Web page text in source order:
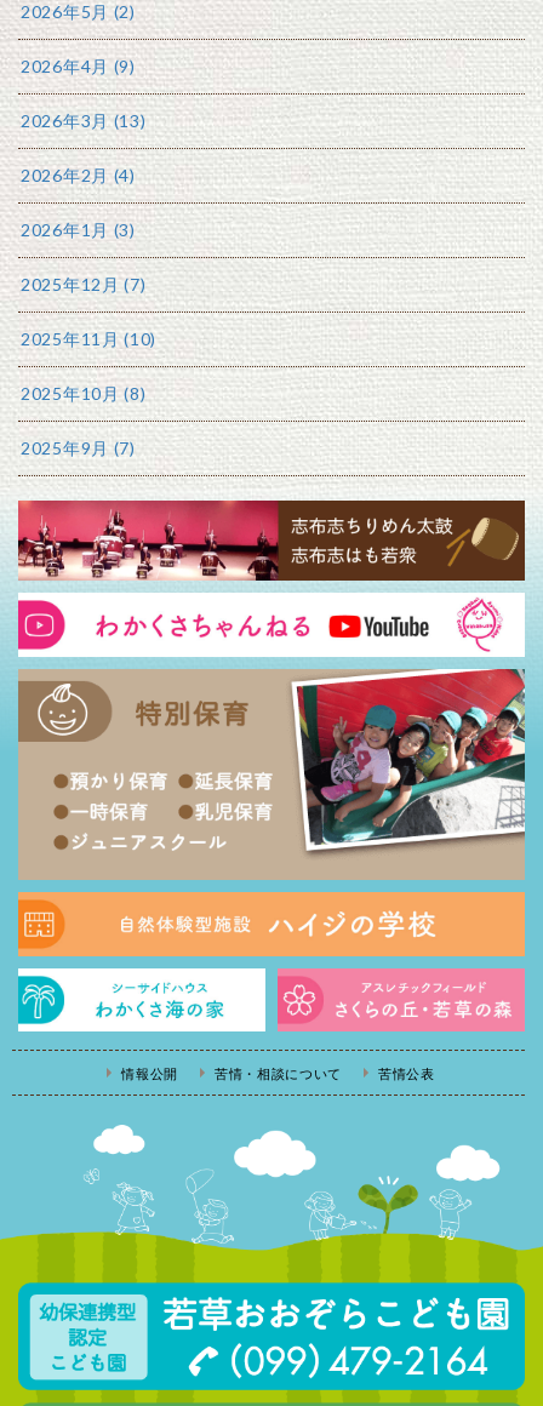
2026年5月 (2)
2026年4月 (9)
2026年3月 (13)
2026年2月 (4)
2026年1月 (3)
2025年12月 (7)
2025年11月 (10)
2025年10月 (8)
2025年9月 (7)
情報公開 苦情・相談について 苦情公表